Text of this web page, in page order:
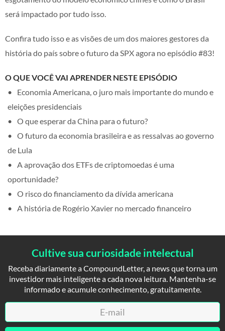
será impactado por tudo isso.
Confira tudo isso e as visões de um dos maiores gestores da
história do país sobre o futuro da SPX agora no episódio #83!
O QUE VOCÊ VAI APRENDER NESTE EPISÓDIO
Economia Americana, o juro mais importante do mundo e
eleições presidenciais
O que esperar da China para o futuro?
O futuro da economia brasileira e as ressalvas ao governo
de Lula
A aprovação dos ETFs de criptomoedas é uma
oportunidade?
O risco do financiamento da dívida americana
A história de Rogério Xavier no mercado financeiro
Cultive sua curiosidade intelectual
Receba diariamente a CompoundLetter, a news que torna um
investidor mais inteligente a cada nova leitura. Mantenha-se
informado e acumule conhecimento, gratuitamente.